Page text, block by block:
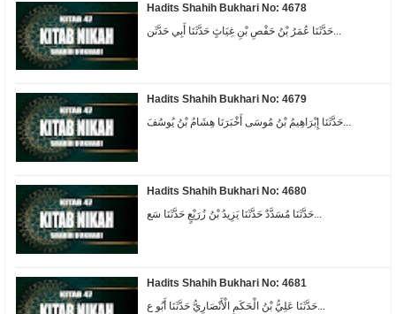
Hadits Shahih Bukhari No: 4678
Hadits Shahih Bukhari No: 4679
حَدَّثَنَا إِبْرَاهِيمُ بْنُ مُوسَى أَخْبَرَنَا هِشَامُ بْنُ يُوسُفَ...
Hadits Shahih Bukhari No: 4680
حَدَّثَنَا مُسَدَّدٌ حَدَّثَنَا يَزِيدُ بْنُ زُرَيْعٍ حَدَّثَنَا سَع...
Hadits Shahih Bukhari No: 4681
حَدَّثَنَا عَلِيُّ بْنُ الْحَكَمِ الْأَنْصَارِيُّ حَدَّثَنَا أَبُو ع...